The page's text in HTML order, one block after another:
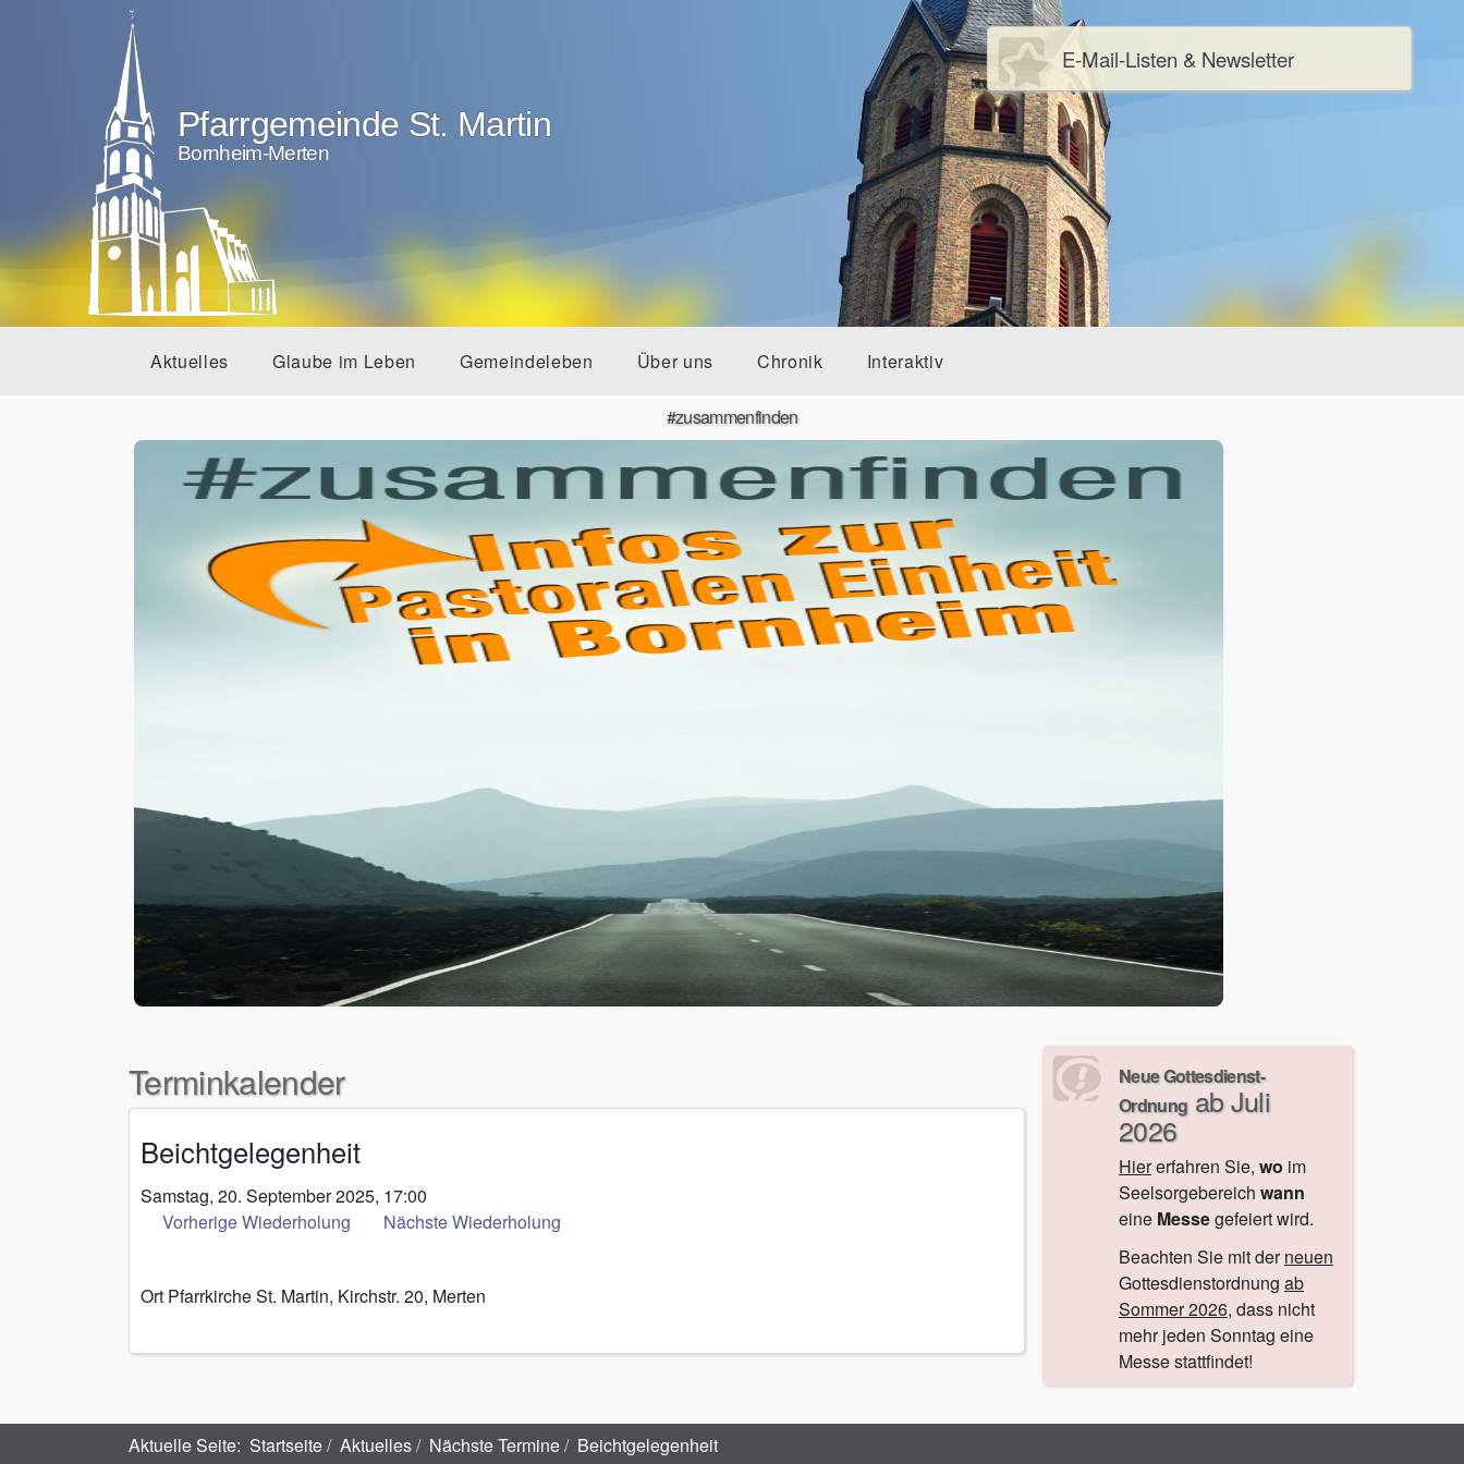
Pfarrgemeinde St. Martin
Bornheim-Merten
E-Mail-Listen & Newsletter
Aktuelles Glaube im Leben Gemeindeleben Über uns Chronik Interaktiv
#zusammenfinden
Terminkalender
Beichtgelegenheit
Samstag, 20. September 2025, 17:00
Vorherige Wiederholung
Nächste Wiederholung
Ort Pfarrkirche St. Martin, Kirchstr. 20, Merten
Neue Gottesdienst-
Ordnungab Juli
2026
Hiererfahren Sie, wo im
Seelsorgebereich wann
eine Messegefeiert wird.
Beachten Sie mit derneuen
Gottesdienstordnung ab
Sommer 2026, dass nicht
mehr jeden Sonntag eine
Messe stattfindet!
Aktuelle Seite: Startseite Aktuelles Nächste Termine Beichtgelegenheit